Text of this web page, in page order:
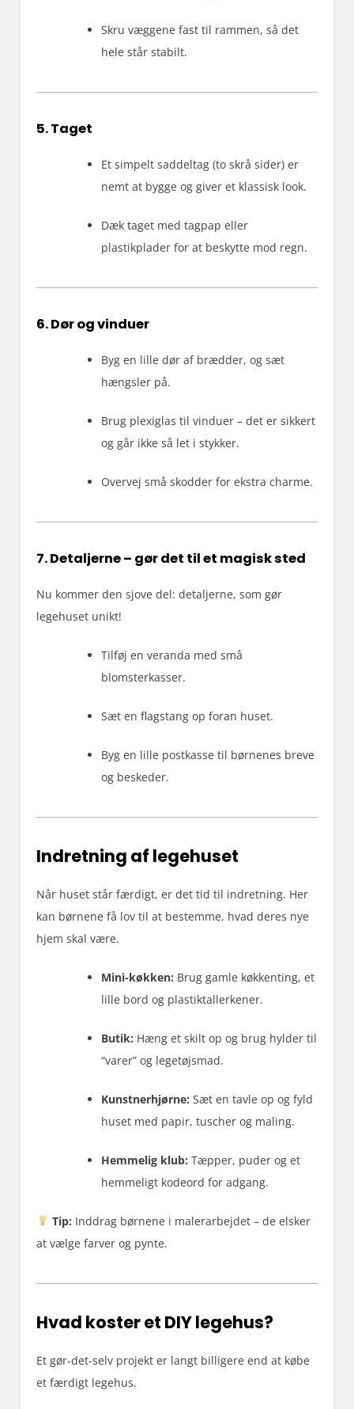
Skru væggene fast til rammen, så det
hele står stabilt.
5. Taget
Et simpelt saddeltag (to skrå sider) er
nemt at bygge og giver et klassisk look.
Dæk taget med tagpap eller
plastikplader for at beskytte mod regn.
6. Dør og vinduer
Byg en lille dør af brædder, og sæt
hængsler på.
Brug plexiglas til vinduer – det er sikkert
og går ikke så let i stykker.
Overvej små skodder for ekstra charme.
7. Detaljerne – gør det til et magisk sted
Nu kommer den sjove del: detaljerne, som gør
legehuset unikt!
Tilføj en veranda med små
blomsterkasser.
Sæt en flagstang op foran huset.
Byg en lille postkasse til børnenes breve
og beskeder.
Indretning af legehuset
Når huset står færdigt, er det tid til indretning. Her
kan børnene få lov til at bestemme, hvad deres nye
hjem skal være.
Mini-køkken: Brug gamle køkkenting, et
lille bord og plastiktallerkener.
Butik: Hæng et skilt op og brug hylder til
“varer” og legetøjsmad.
Kunstnerhjørne: Sæt en tavle op og fyld
huset med papir, tuscher og maling.
Hemmelig klub: Tæpper, puder og et
hemmeligt kodeord for adgang.
Tip: Inddrag børnene i malerarbejdet – de elsker
at vælge farver og pynte.
Hvad koster et DIY legehus?
Et gør-det-selv projekt er langt billigere end at købe
et færdigt legehus.